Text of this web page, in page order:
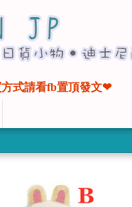
式請看fb置頂發文❤